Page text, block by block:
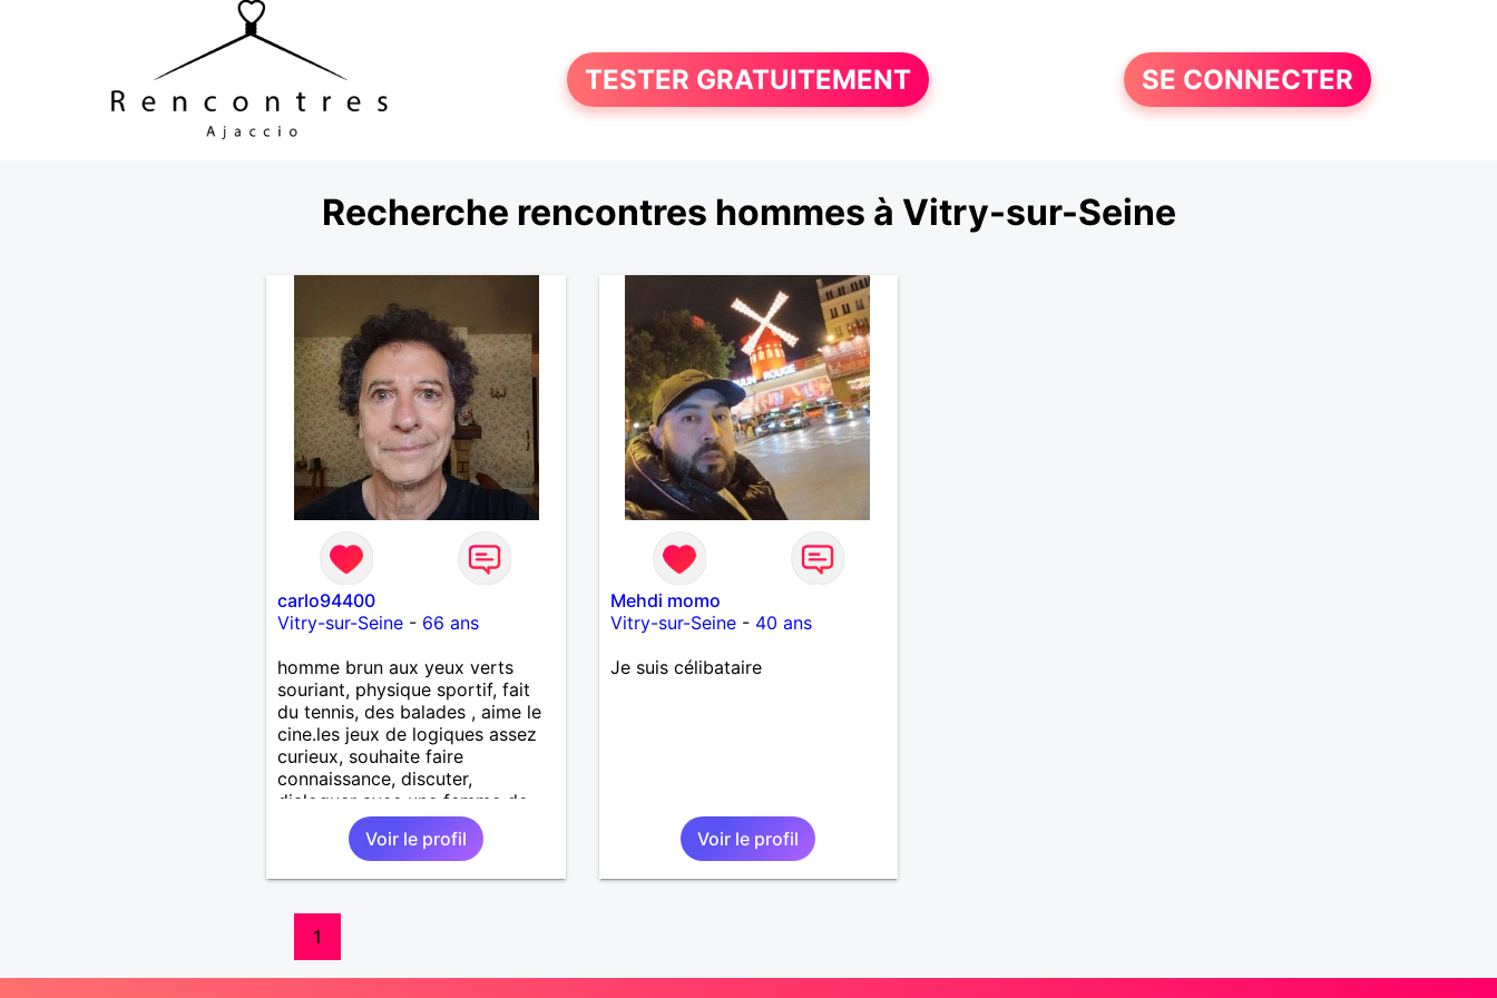
TESTER GRATUITEMENT SE CONNECTER
Recherche rencontres hommes à Vitry-sur-Seine
carlo94400
Vitry-sur-Seine- 66 ans
homme brun aux yeux verts
souriant, physique sportif, fait
du tennis, des balades , aime le
cine.les jeux de logiques assez
curieux, souhaite faire
connaissance, discuter,
dialoguer avec une femme de
Vitry sur seine
Voir le profil
Mehdi momo
Vitry-sur-Seine- 40 ans
Je suis célibataire
Voir le profil
1